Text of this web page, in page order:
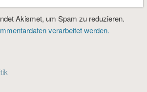
Akismet, um Spam zu reduzieren.
verarbeitet werden.